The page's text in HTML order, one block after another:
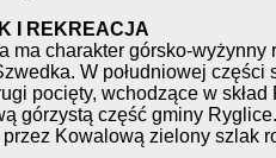
I REKREACJA
ma charakter górsko-
W południowej części
pocięty, wchodzące w
górzystą część gminy
Kowalową zielony szlak